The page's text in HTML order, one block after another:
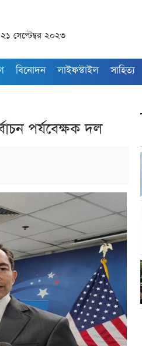
সেপ্টেম্বর ২০২৩
বিনোদন লাইফস্টাইল সাহিত্য
পর্যবেক্ষক দল